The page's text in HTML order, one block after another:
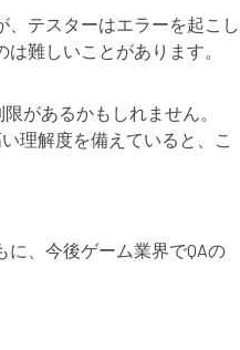
テスターはエラーを起こし
難しいことがあります。
があるかもしれません。
理解度を備えていると、こ
、今後ゲーム業界でQAの